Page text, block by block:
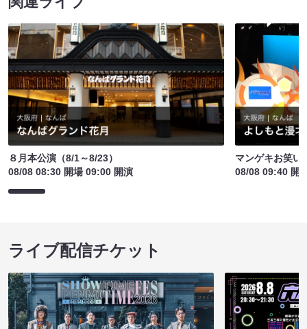
８月本公演（8/1～8/23）
08/08 08:30 開場 09:00 開演
マンゲキお笑い
08/08 09:40 開
ライブ配信チケット